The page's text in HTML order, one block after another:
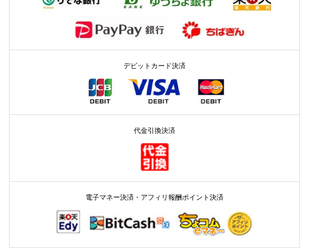
デビットカード決済
代金引換決済
電子マネー決済・アフィリ報酬ポイント決済